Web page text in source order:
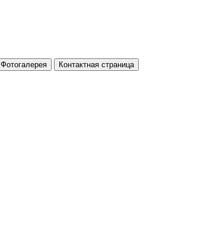
Фотогалерея Контактная страница